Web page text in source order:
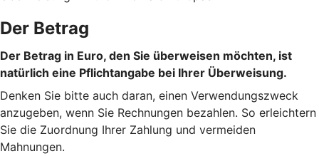
Der Betrag
Der Betrag in Euro, den Sie überweisen möchten, ist
natürlich eine Pflichtangabe bei Ihrer Überweisung.
Denken Sie bitte auch daran, einen Verwendungszweck
anzugeben, wenn Sie Rechnungen bezahlen. So erleichtern
Sie die Zuordnung Ihrer Zahlung und vermeiden
Mahnungen.